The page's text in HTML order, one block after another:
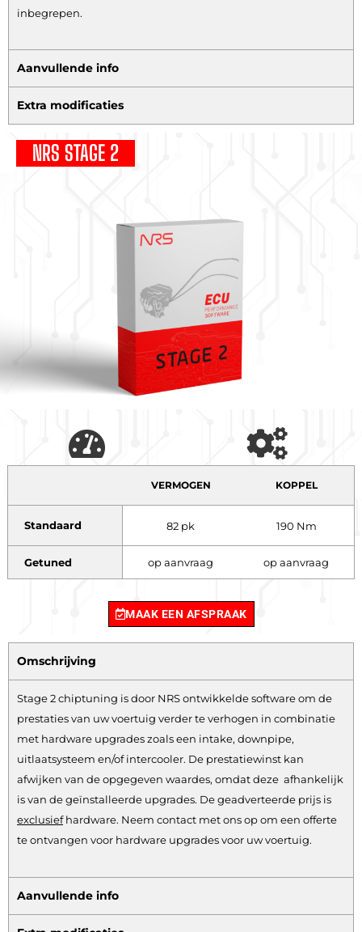
inbegrepen.
Aanvullende info
Extra modificaties
NRS STAGE 2
VERMOGEN KOPPEL
Standaard 82 pk 190 Nm
Getuned op aanvraag op aanvraag
MAAK EEN AFSPRAAK
Omschrijving
Stage 2 chiptuning is door NRS ontwikkelde software om de
prestaties van uw voertuig verder te verhogen in combinatie
met hardware upgrades zoals een intake, downpipe,
uitlaatsysteem en/of intercooler. De prestatiewinst kan
afwijken van de opgegeven waardes, omdat deze afhankelijk
is van de geïnstalleerde upgrades. De geadverteerde prijs is
exclusiefhardware. Neem contact met ons op om een offerte
te ontvangen voor hardware upgrades voor uw voertuig.
Aanvullende info